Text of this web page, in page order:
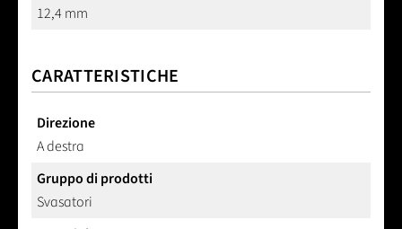
12,4 mm
CARATTERISTICHE
Direzione
A destra
Gruppo di prodotti
Svasatori